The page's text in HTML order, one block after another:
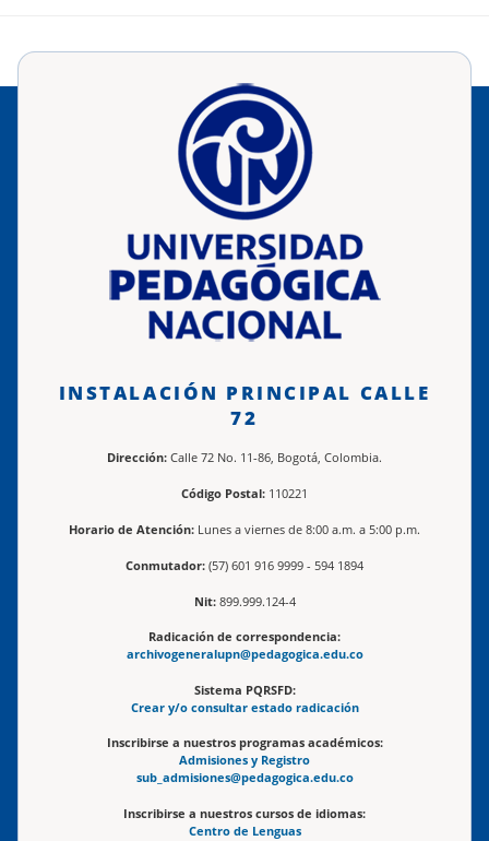
INSTALACIÓN PRINCIPAL CALLE
72
Dirección: Calle 72 No. 11-86, Bogotá, Colombia.
Código Postal: 110221
Horario de Atención: Lunes a viernes de 8:00 a.m. a 5:00 p.m.
Conmutador: (57) 601 916 9999 - 594 1894
Nit:899.999.124-4
Radicación de correspondencia:
archivogeneralupn@pedagogica.edu.co
Sistema PQRSFD:
Crear y/o consultar estado radicación
Inscribirse a nuestros programas académicos:
Admisiones y Registro
sub_admisiones@pedagogica.edu.co
Inscribirse a nuestros cursos de idiomas:
Centro de Lenguas